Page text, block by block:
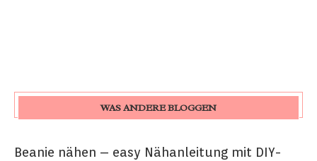
WAS ANDERE BLOGGEN
Beanie nähen – easy Nähanleitung mit DIY-